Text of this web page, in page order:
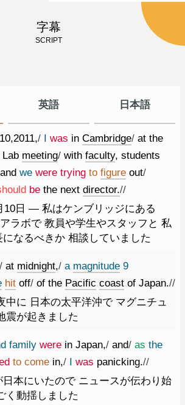
字幕
SCRIPT
英語 日本語
10,2011,/ I was in Cambridge/ at the
Lab meeting/ with faculty, students
and we were trying to figure out/
be the next director.//
10日 ― 私はケンブリッジにある
ラボで 教員や学生やスタッフと 私
になるべきか 相談していました
/ at midnight,/ a magnitude 9
hit off/ of the Pacific coast of Japan.//
中に 日本の太平洋沖で マグニチュ
震が起きました
family were in Japan,/ and/ as the
to come in,/ I was panicking.//
日本にいたので ニュースが伝わり始
く動揺しました